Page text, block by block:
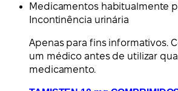
Medicamentos habitualmente
Incontinência urinária
Apenas para fins informativos.
um médico antes de utilizar
medicamento.